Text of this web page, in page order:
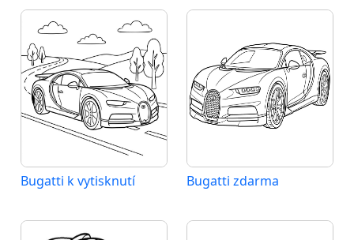
Bugatti k vytisknutí Bugatti zdarma